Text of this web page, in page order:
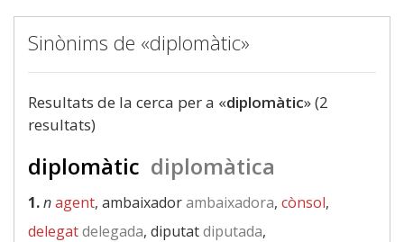
Sinònims de «diplomàtic»
Resultats de la cerca per a «diplomàtic» (2
resultats)
diplomàtic diplomàtica
1.nagent, ambaixadorambaixadora, cònsol,
delegatdelegada, diputatdiputada,